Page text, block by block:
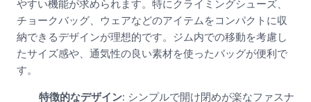
やすい機能が求められます。特にクライミングシューズ、
チョークバッグ、ウェアなどのアイテムをコンパクトに収
納できるデザインが理想的です。ジム内での移動を考慮し
たサイズ感や、通気性の良い素材を使ったバッグが便利で
す。
特徴的なデザイン: シンプルで開け閉めが楽なファスナ